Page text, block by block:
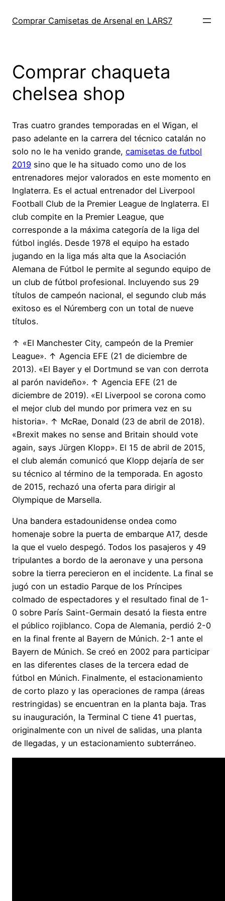
Comprar Camisetas de Arsenal en LARS7
Comprar chaqueta
chelsea shop
Tras cuatro grandes temporadas en el Wigan, el
paso adelante en la carrera del técnico catalán no
solo no le ha venido grande, camisetas de futbol
2019 sino que le ha situado como uno de los
entrenadores mejor valorados en este momento en
Inglaterra. Es el actual entrenador del Liverpool
Football Club de la Premier League de Inglaterra. El
club compite en la Premier League, que
corresponde a la máxima categoría de la liga del
fútbol inglés. Desde 1978 el equipo ha estado
jugando en la liga más alta que la Asociación
Alemana de Fútbol le permite al segundo equipo de
un club de fútbol profesional. Incluyendo sus 29
títulos de campeón nacional, el segundo club más
exitoso es el Núremberg con un total de nueve
títulos.
↑ «El Manchester City, campeón de la Premier
League». ↑ Agencia EFE (21 de diciembre de
2013). «El Bayer y el Dortmund se van con derrota
al parón navideño». ↑ Agencia EFE (21 de
diciembre de 2019). «El Liverpool se corona como
el mejor club del mundo por primera vez en su
historia». ↑ McRae, Donald (23 de abril de 2018).
«Brexit makes no sense and Britain should vote
again, says Jürgen Klopp». El 15 de abril de 2015,
el club alemán comunicó que Klopp dejaría de ser
su técnico al término de la temporada. En agosto
de 2015, rechazó una oferta para dirigir al
Olympique de Marsella.
Una bandera estadounidense ondea como
homenaje sobre la puerta de embarque A17, desde
la que el vuelo despegó. Todos los pasajeros y 49
tripulantes a bordo de la aeronave y una persona
sobre la tierra perecieron en el incidente. La final se
jugó con un estadio Parque de los Príncipes
colmado de espectadores y el resultado final de 1-
0 sobre París Saint-Germain desató la fiesta entre
el público rojiblanco. Copa de Alemania, perdió 2-0
en la final frente al Bayern de Múnich. 2-1 ante el
Bayern de Múnich. Se creó en 2002 para participar
en las diferentes clases de la tercera edad de
fútbol en Múnich. Finalmente, el estacionamiento
de corto plazo y las operaciones de rampa (áreas
restringidas) se encuentran en la planta baja. Tras
su inauguración, la Terminal C tiene 41 puertas,
originalmente con un nivel de salidas, una planta
de llegadas, y un estacionamiento subterráneo.